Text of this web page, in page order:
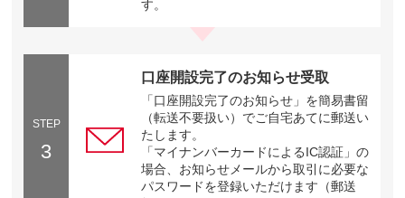
す。
STEP
3
口座開設完了のお知らせ受取
「口座開設完了のお知らせ」を簡易書留
（転送不要扱い）でご自宅あてに郵送い
たします。
「マイナンバーカードによるIC認証」の
場合、お知らせメールから取引に必要な
パスワードを登録いただけます（郵送